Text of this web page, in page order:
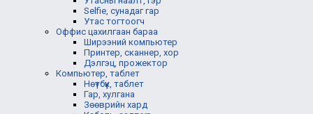
Selfie, сунадаг гар
Утас тогтоогч
Оффис цахилгаан бараа
Ширээний компьютер
Принтер, сканнер, хор
Дэлгэц, прожектор
Компьютер, таблет
Нөүтбүүк, таблет
Гар, хулгана
Зөөврийн хард